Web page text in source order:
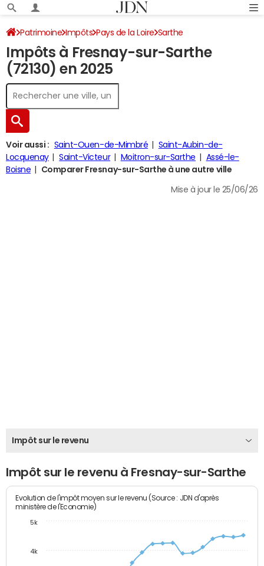
Patrimoine Impôts Pays de la Loire Sarthe
Fresnay-sur-Sarthe Impôt sur le revenu
Impôts à Fresnay-sur-Sarthe
(72130) en 2025
Voir aussi : Saint-Ouen-de-Mimbré
Saint-Aubin-de-
Locquenay
Saint-Victeur Moitron-sur-Sarthe
Assé-le-
Boisne
Comparer Fresnay-sur-Sarthe à une autre ville
Mise à jour le 25/06/26
Impôt sur le revenu
Impôt sur le revenu à Fresnay-sur-Sarthe
Evolution de l'impôt moyen sur le revenu (Source : JDN d'après
ministère de l'Economie)
4k
5k